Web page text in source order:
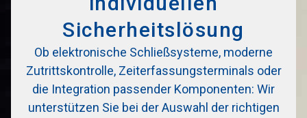
Sicherheitslösung
Ob elektronische Schließsysteme, moderne
Zutrittskontrolle, Zeiterfassungsterminals oder
die Integration passender Komponenten: Wir
unterstützen Sie bei der Auswahl der richtigen